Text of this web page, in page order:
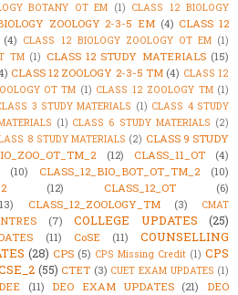
BOTANY OT EM (1) CLASS 12 BIOLOGY
ZOOLOGY 2-3-5 EM (4) CLASS 12
(4) CLASS 12 BIOLOGY ZOOLOGY OT EM (1)
TM (1) CLASS 12 STUDY MATERIALS (15)
CLASS 12 ZOOLOGY 2-3-5 TM (4) CLASS 12
OT TM (1) CLASS 12 ZOOLOGY TM (1)
3 STUDY MATERIALS (1) CLASS 4 STUDY
(1) CLASS 6 STUDY MATERIALS (2)
8 STUDY MATERIALS (2) CLASS 9 STUDY
(12) CLASS_11_OT
(4)
(10) CLASS_12_BIO_BOT_OT_TM_2
(10)
(12) CLASS_12_OT
(6)
CLASS_12_ZOOLOGY_TM (3)
CMAT
(7) COLLEGE UPDATES (25)
(11) CoSE (11)
COUNSELLING
(28) CPS (5) CPS Missing Credit (1) CPS
(55) CTET (3) CUET EXAM UPDATES (1)
DEE (11) DEO EXAM UPDATES (21)
DEO